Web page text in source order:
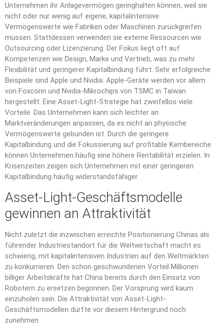
Unternehmen ihr Anlagevermögen geringhalten können, weil sie
nicht oder nur wenig auf eigene, kapitalintensive
Vermögenswerte wie Fabriken oder Maschinen zurückgreifen
müssen. Stattdessen verwenden sie externe Ressourcen wie
Outsourcing oder Lizenzierung. Der Fokus liegt oft auf
Kompetenzen wie Design, Marke und Vertrieb, was zu mehr
Flexibilität und geringerer Kapitalbindung führt. Sehr erfolgreiche
Beispiele sind Apple und Nvidia: Apple-Geräte werden vor allem
von Foxconn und Nvidia-Mikrochips von TSMC in Taiwan
hergestellt. Eine Asset-Light-Strategie hat zweifellos viele
Vorteile. Das Unternehmen kann sich leichter an
Marktveränderungen anpassen, da es nicht an physische
Vermögenswerte gebunden ist. Durch die geringere
Kapitalbindung und die Fokussierung auf profitable Kernbereiche
können Unternehmen häufig eine höhere Rentabilität erzielen. In
Krisenzeiten zeigen sich Unternehmen mit einer geringeren
Kapitalbindung häufig widerstandsfähiger.
Asset-Light-Geschäftsmodelle
gewinnen an Attraktivität
Nicht zuletzt die inzwischen erreichte Positionierung Chinas als
führender Industriestandort für die Weltwirtschaft macht es
schwierig, mit kapitalintensiven Industrien auf den Weltmärkten
zu konkurrieren. Den schon geschwundenen Vorteil Millionen
billiger Arbeitskräfte hat China bereits durch den Einsatz von
Robotern zu ersetzen begonnen. Der Vorsprung wird kaum
einzuholen sein. Die Attraktivität von Asset-Light-
Geschäftsmodellen dürfte vor diesem Hintergrund noch
zunehmen.